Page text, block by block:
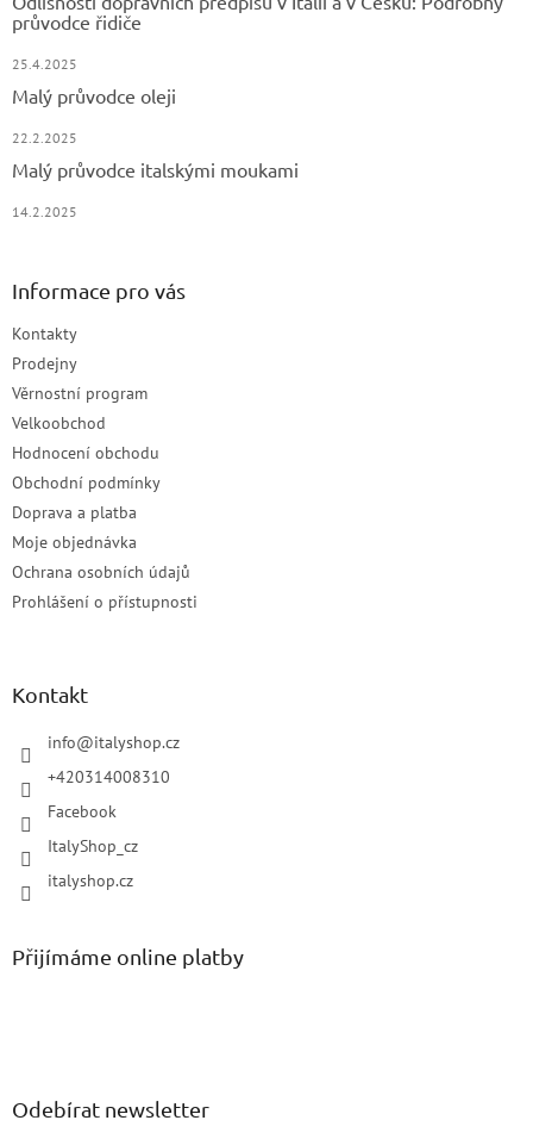
průvodce řidiče
25.4.2025
Malý průvodce oleji
22.2.2025
Malý průvodce italskými moukami
14.2.2025
Informace pro vás
Kontakty
Prodejny
Věrnostní program
Velkoobchod
Hodnocení obchodu
Obchodní podmínky
Doprava a platba
Moje objednávka
Ochrana osobních údajů
Prohlášení o přístupnosti
Kontakt
info@italyshop.cz
+420314008310
Facebook
ItalyShop_cz
italyshop.cz
Přijímáme online platby
Odebírat newsletter